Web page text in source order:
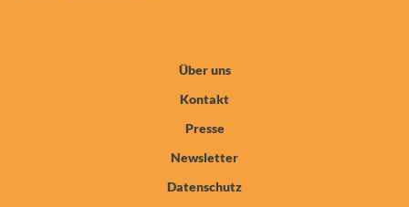
Über uns
Kontakt
Presse
Newsletter
Datenschutz